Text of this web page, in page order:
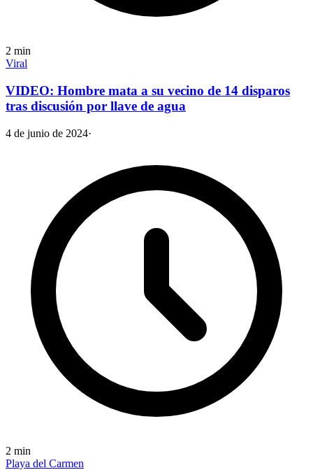
2 min
Viral
VIDEO: Hombre mata a su vecino de 14 disparos
tras discusión por llave de agua
4 de junio de 2024·
2 min
Playa del Carmen